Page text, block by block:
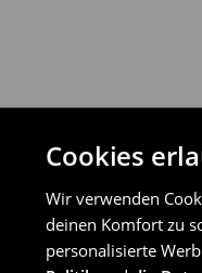
Cookies
Wir verwenden
deinen Komfort zu
personalisierte